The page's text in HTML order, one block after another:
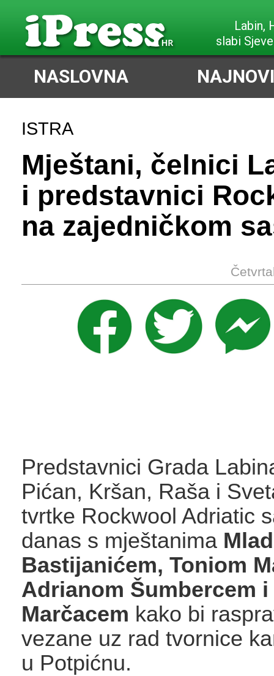
slabi
NASLOVNA
ISTRA
Mještani, čelnici
i predstavnici
na zajedničkom
Predstavnici Grada
Pićan, Kršan, Raša i
tvrtke Rockwool Adriatic
danas s mještanima
Bastijanićem, Toniom
Adrianom Šumbercem i
Marčacem kako bi
vezane uz rad tvornice
u Potpićnu.